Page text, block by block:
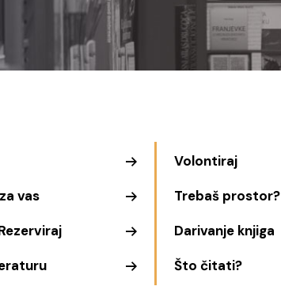
vas
Volontiraj
Trebaš prostor?
Darivanje knjiga
Što čitati?